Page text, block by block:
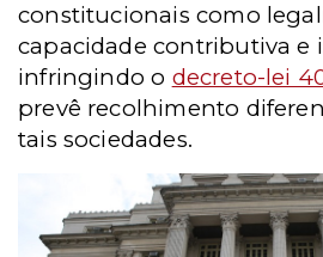
constitucionais como
capacidade contributiva e
infringindo o decreto-lei
prevê recolhimento
tais sociedades.